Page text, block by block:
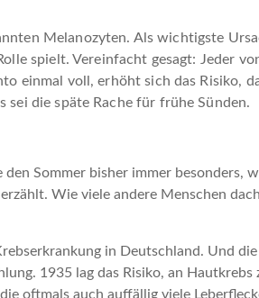
Melanozyten. Als wichtigste
spielt. Vereinfacht gesagt: Jeder
einmal voll, erhöht sich das Risiko,
die späte Rache für frühe Sünden.
Sommer bisher immer besonders,
Wie viele andere Menschen
in Deutschland. Und
1935 lag das Risiko, an Hautkrebs
oftmals auch auffällig viele